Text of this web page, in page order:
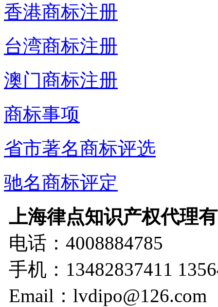
香港商标注册
台湾商标注册
澳门商标注册
商标事项
省市著名商标评选
驰名商标评定
上海律点知识产权代理
电话：4008884785
手机：13482837411
Email：lvdipo@126.com